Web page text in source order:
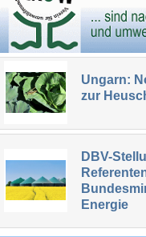
Ungarn:
zur
DBV-
Energie